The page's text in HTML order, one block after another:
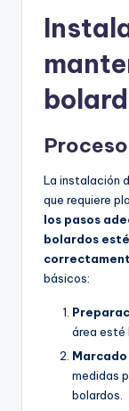
La instalación
que requiere
los pasos
bolardos
básicos:
área esté
medidas
bolardos.